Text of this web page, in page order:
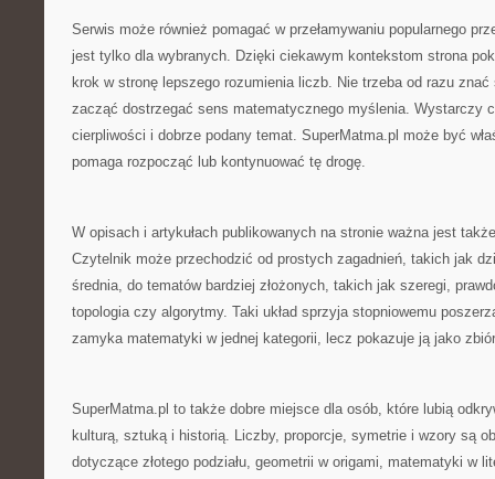
Serwis może również pomagać w przełamywaniu popularnego
jest tylko dla wybranych. Dzięki ciekawym kontekstom strona
krok w stronę lepszego rozumienia liczb. Nie trzeba od razu
zacząć dostrzegać sens matematycznego myślenia. Wystarczy
cierpliwości i dobrze podany temat. SuperMatma.pl może być
pomaga rozpocząć lub kontynuować tę drogę.
W opisach i artykułach publikowanych na stronie ważna jest
Czytelnik może przechodzić od prostych zagadnień, takich jak
średnia, do tematów bardziej złożonych, takich jak szeregi,
topologia czy algorytmy. Taki układ sprzyja stopniowemu
zamyka matematyki w jednej kategorii, lecz pokazuje ją jako
SuperMatma.pl to także dobre miejsce dla osób, które lubią
kulturą, sztuką i historią. Liczby, proporcje, symetrie i wzory są
dotyczące złotego podziału, geometrii w origami, matematyki w